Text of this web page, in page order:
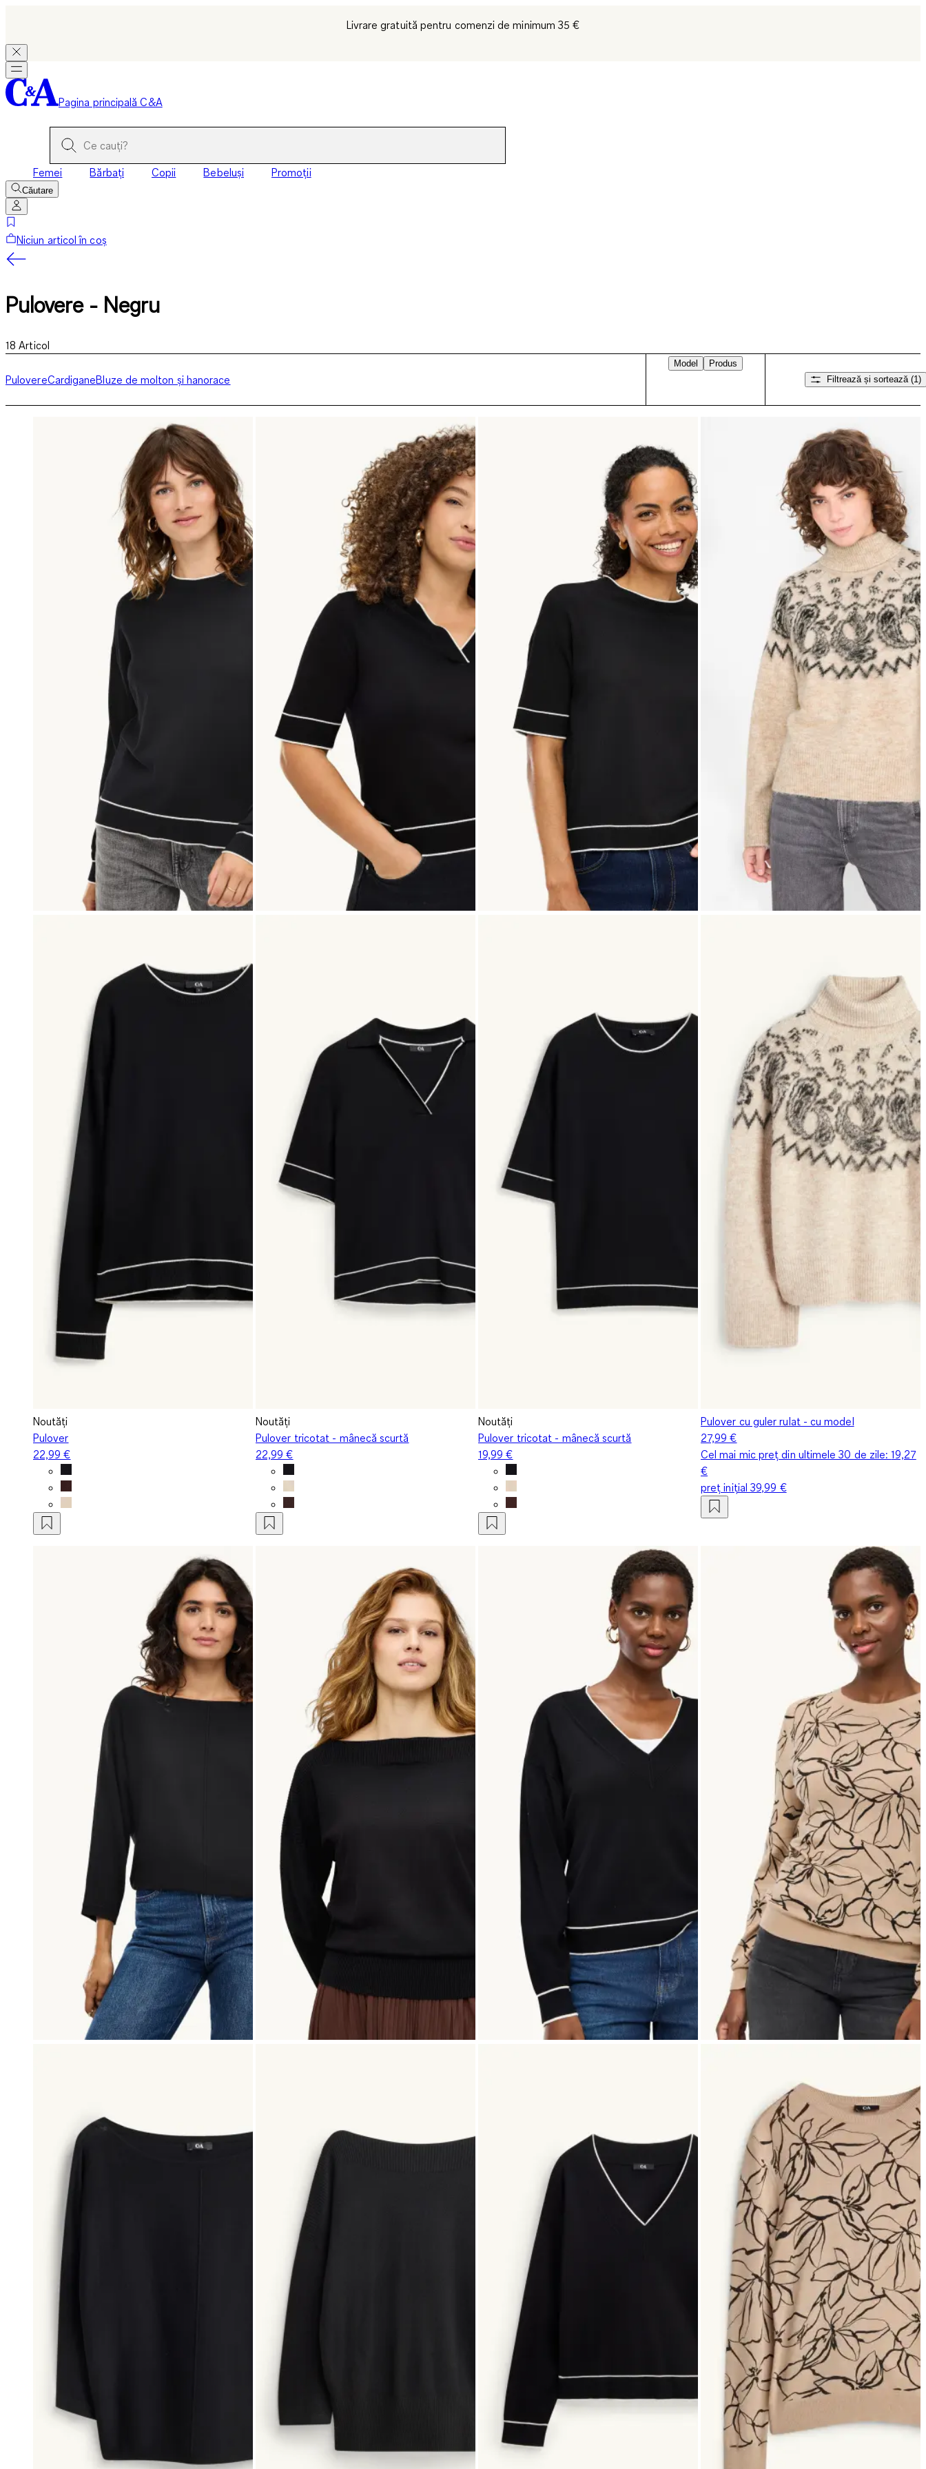
Livrare gratuită pentru comenzi de minimum 35 €
Pagina principală C&A
Femei Bărbați Copii Bebeluși Promoții
Căutare
Niciun articol în coș
Pulovere - Negru
18 Articol
PulovereCardiganeBluze de molton și hanorace
Model
Produs
Filtrează și sortează (1)
Noutăți
Pulover
22,99 €
Noutăți
Pulover tricotat - mânecă scurtă
22,99 €
Noutăți
Pulover tricotat - mânecă scurtă
19,99 €
Pulover cu guler rulat - cu model
27,99 €
Cel mai mic preț din ultimele 30 de zile:19,27
€
preț inițial39,99 €